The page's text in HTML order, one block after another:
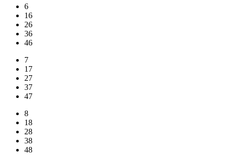
6
16
26
36
46
7
17
27
37
47
8
18
28
38
48